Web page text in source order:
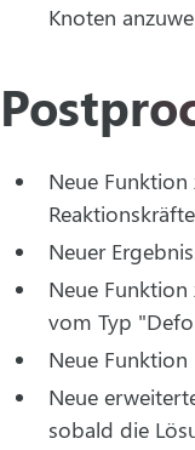
Knoten
Neue
Neuer
Neue
vom Typ
Neue
Neue
sobald die